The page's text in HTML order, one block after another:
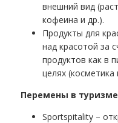
внешний вид
кофеина и др.).
Продукты для
над красотой за
продуктов как в
целях (косметика
Перемены в
Sportspitality –